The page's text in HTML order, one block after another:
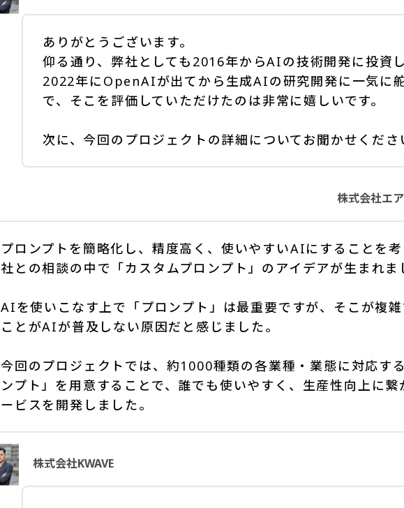
ありがとうございます。
仰る通り、弊社としても2016年からAIの技術開発に投資し
2022年にOpenAIが出てから生成AIの研究開発に一気に
で、そこを評価していただけたのは非常に嬉しいです。
次に、今回のプロジェクトの詳細についてお聞かせくださ
株式会社エ
プロンプトを簡略化し、精度高く、使いやすいAIにすることを
社との相談の中で「カスタムプロンプト」のアイデアが生まれま
AIを使いこなす上で「プロンプト」は最重要ですが、そこが複雑
ことがAIが普及しない原因だと感じました。
今回のプロジェクトでは、約1000種類の各業種・業態に対応す
ンプト」を用意することで、誰でも使いやすく、生産性向上に繋
ービスを開発しました。
株式会社KWAVE